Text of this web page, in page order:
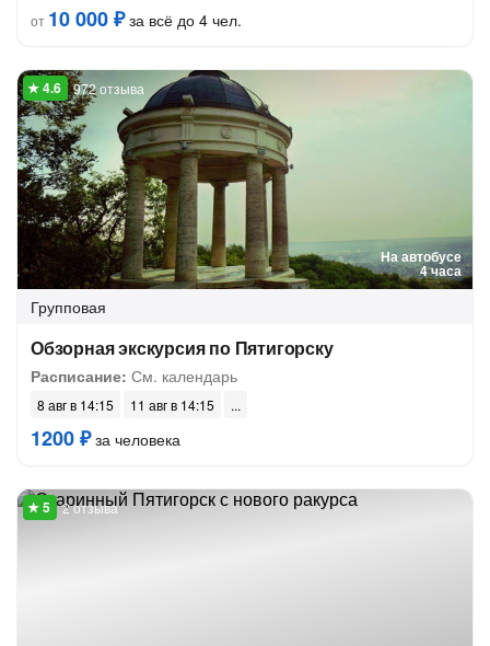
от 10 000 ₽за всё до 4 чел.
На автобусе
4 часа
972 отзыва
Групповая
Обзорная экскурсия по Пятигорску
Расписание: См. календарь
8 авг в 14:15 11 авг в 14:15
1200 ₽за человека
2 отзыва